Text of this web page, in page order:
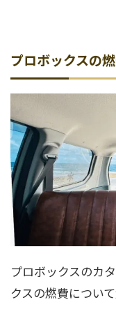
プロボックスの
プロボックスのカ
クスの燃費について